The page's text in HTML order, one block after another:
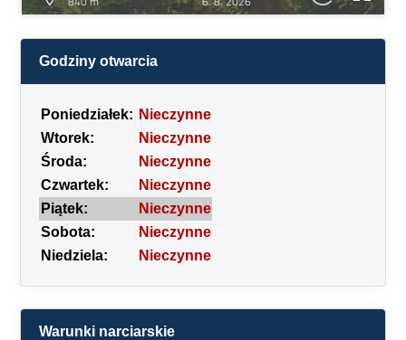
Godziny otwarcia
Poniedziałek: Nieczynne
Wtorek:
Nieczynne
Środa:
Nieczynne
Czwartek:
Nieczynne
Piątek:
Nieczynne
Sobota:
Nieczynne
Niedziela:
Nieczynne
Warunki narciarskie